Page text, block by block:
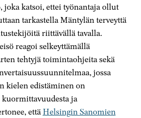
katsoi, ettei työnantaja ollut
tarkastella Mäntylän terveyttä
riittävällä tavalla.
reagoi selkeyttämällä
tehtyjä toimintaohjeita sekä
jossa
kielen edistäminen on
ja
ettäHelsingin Sanomien